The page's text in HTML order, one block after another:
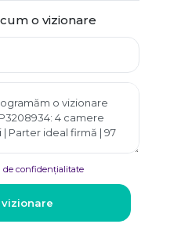
o vizionare
de confidențialitate